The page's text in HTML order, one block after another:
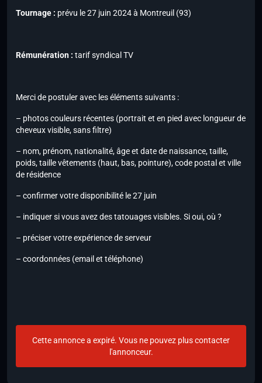
Tournage : prévu le 27 juin 2024 à Montreuil (93)
Rémunération : tarif syndical TV
Merci de postuler avec les éléments suivants :
– photos couleurs récentes (portrait et en pied avec longueur de
cheveux visible, sans filtre)
– nom, prénom, nationalité, âge et date de naissance, taille,
poids, taille vêtements (haut, bas, pointure), code postal et ville
de résidence
– confirmer votre disponibilité le 27 juin
– indiquer si vous avez des tatouages visibles. Si oui, où ?
– préciser votre expérience de serveur
– coordonnées (email et téléphone)
Cette annonce a expiré. Vous ne pouvez plus contacter
l'annonceur.